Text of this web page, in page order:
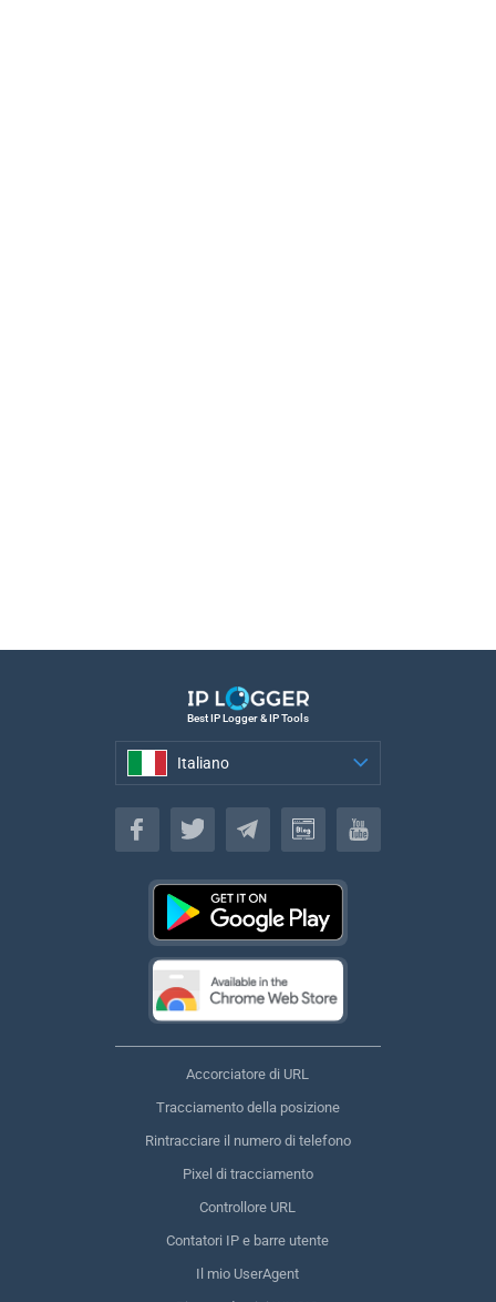
Best IP Logger & IP Tools
Italiano
Italiano
Accorciatore di URL
Tracciamento della posizione
Rintracciare il numero di telefono
Pixel di tracciamento
Controllore URL
Contatori IP e barre utente
Il mio UserAgent